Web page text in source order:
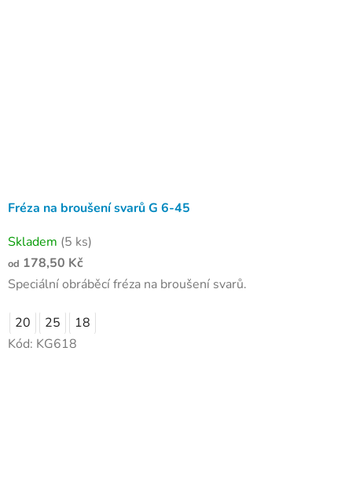
Fréza na broušení svarů G 6-45
Skladem (5 ks)
od 178,50 Kč
Speciální obráběcí fréza na broušení svarů.
20 25
18
Kód: KG618